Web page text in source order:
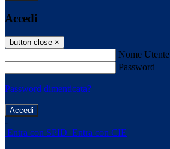
Accedi
button close ×
Nome Utente
Password
Password dimenticata?
-
Entra con SPID Entra con CIE